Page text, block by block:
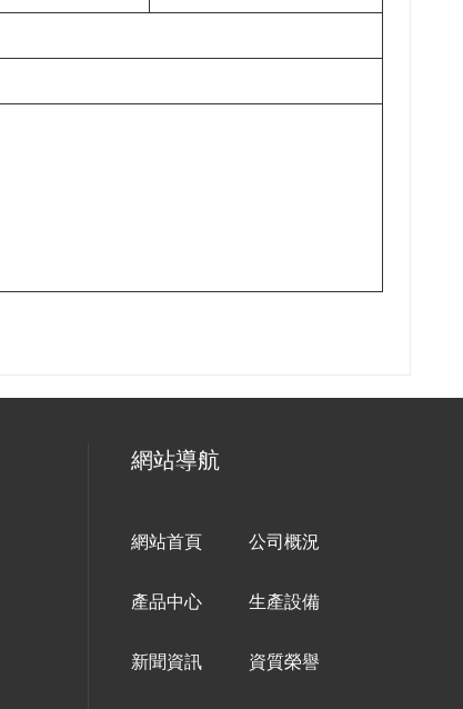
網站導航
網站首頁 公司概況
產品中心 生產設備
新聞資訊 資質榮譽